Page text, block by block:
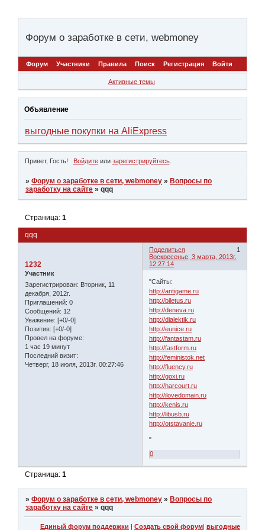
Форум о заработке в сети, webmoney
Форум Участники Правила Поиск Регистрация Войти
Активные темы
Объявление
выгодные покупки на AliExpress
Привет, Гость! Войдитеили зарегистрируйтесь.
»Форум о заработке в сети, webmoney » Вопросы по
заработку на сайте »qqq
qqq
Страница:1
Поделиться
1
Воскресенье, 3 марта, 2013г.
12:27:14
1232
Участник
Зарегистрирован: Вторник, 11
декабря, 2012г.
Приглашений: 0
Сообщений: 12
Уважение: [+0/-0]
Позитив: [+0/-0]
Провел на форуме:
1 час 19 минут
Последний визит:
Четверг, 18 июля, 2013г. 00:27:46
"Сайты:
http://antigame.ru
http://biletus.ru
http://deneva.ru
http://dialektik.ru
http://eunice.ru
http://fantastam.ru
http://fastform.ru
http://feministok.net
http://fluency.ru
http://goxi.ru
http://harcourt.ru
http://ilovedomain.ru
http://kenis.ru
http://libusb.ru
http://otstavanie.ru
"
0
Страница:1
»Форум о заработке в сети, webmoney » Вопросы по
заработку на сайте »qqq
Единый форум поддержки | Создать свой форум| выгодные